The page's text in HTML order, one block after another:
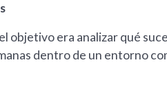
objetivo era analizar qué
dentro de un entorno